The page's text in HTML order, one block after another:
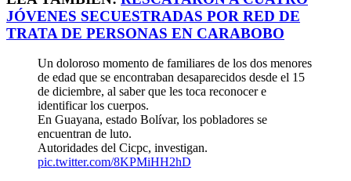
JÓVENES SECUESTRADAS POR RED DE
TRATA DE PERSONAS EN CARABOBO
Un doloroso momento de familiares de los dos menores
de edad que se encontraban desaparecidos desde el 15
de diciembre, al saber que les toca reconocer e
identificar los cuerpos.
En Guayana, estado Bolívar, los pobladores se
encuentran de luto.
Autoridades del Cicpc, investigan.
pic.twitter.com/8KPMiHH2hD